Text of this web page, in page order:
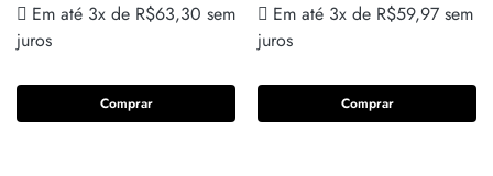
Em até 3x de R$63,30 sem
juros
Comprar
Em até 3x de R$59,97 sem
juros
Comprar